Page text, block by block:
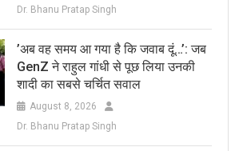
Dr. Bhanu Pratap Singh
​’अब वह समय आ गया है कि जवाब दूं…’: जब
GenZ ने राहुल गांधी से पूछ लिया उनकी
शादी का सबसे चर्चित सवाल
August 8, 2026
Dr. Bhanu Pratap Singh